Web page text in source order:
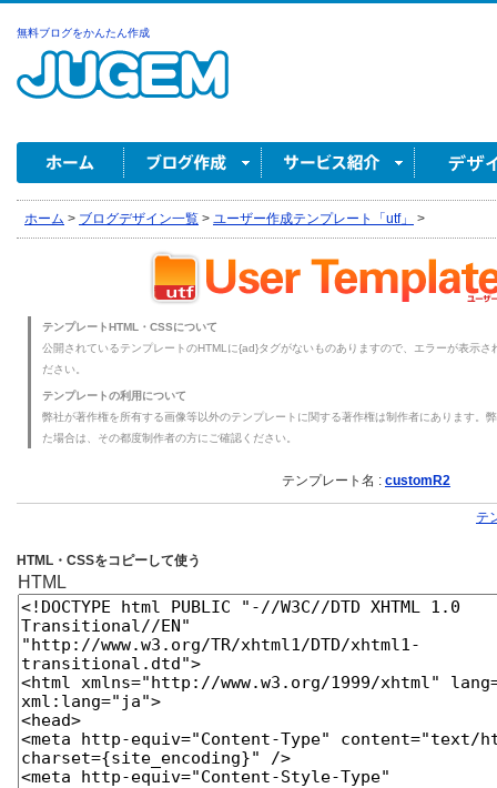
無料ブログをかんたん作成
ホーム > ブログデザイン一覧 > ユーザー作成テンプレート「utf」 >
テンプレートHTML・CSSについて
公開されているテンプレートのHTMLに{ad}タグがないものありますので、エラーが表示
ださい。
テンプレートの利用について
弊社が著作権を所有する画像等以外のテンプレートに関する著作権は制作者にあります。
た場合は、その都度制作者の方にご確認ください。
テンプレート名 : customR2
テ
HTML・CSSをコピーして使う
HTML